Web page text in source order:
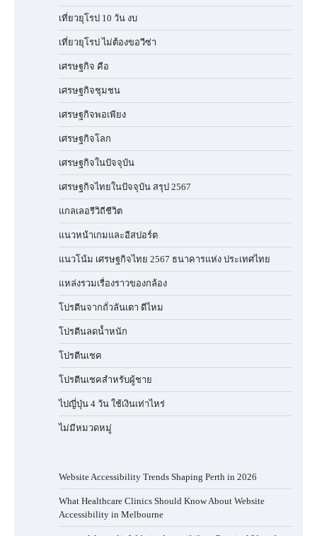
เที่ยวยุโรป 10 วัน งบ
เที่ยวยุโรป ไม่ต้องขอวีซ่า
เศรษฐกิจ คือ
เศรษฐกิจชุมชน
เศรษฐกิจพอเพียง
เศรษฐกิจโลก
เศรษฐกิจในปัจจุบัน
เศรษฐกิจไทยในปัจจุบัน สรุป 2567
แกลเลอรีวิถีชีวิต
แนวหน้าเกมและอีสปอร์ต
แนวโน้ม เศรษฐกิจไทย 2567 ธนาคารแห่ง ประเทศไทย
แหล่งรวมเรื่องราวของกล้อง
โปรตีนจากถั่วลันเตา ดีไหม
โปรตีนลดน้ำหนัก
โปรตีนเชค
โปรตีนเชคสำหรับผู้ชาย
ไปญี่ปุ่น 4 วัน ใช้เงินเท่าไหร่
ไม่มีหมวดหมู่
Website Accessibility Trends Shaping Perth in 2026
What Healthcare Clinics Should Know About Website
Accessibility in Melbourne